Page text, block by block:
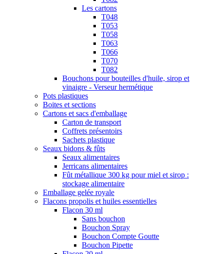
Les cartons
T048
T053
T058
T063
T066
T070
T082
Bouchons pour bouteilles d'huile, sirop et
vinaigre - Verseur hermétique
Pots plastiques
Boites et sections
Cartons et sacs d'emballage
Carton de transport
Coffrets présentoirs
Sachets plastique
Seaux bidons & fûts
Seaux alimentaires
Jerricans alimentaires
Fût métallique 300 kg pour miel et sirop :
stockage alimentaire
Emballage gelée royale
Flacons propolis et huiles essentielles
Flacon 30 ml
Sans bouchon
Bouchon Spray
Bouchon Compte Goutte
Bouchon Pipette